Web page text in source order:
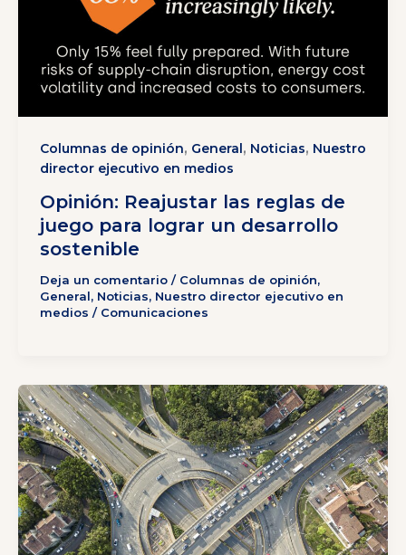
Columnas de opinión, General, Noticias, Nuestro
director ejecutivo en medios
Opinión: Reajustar las reglas de
juego para lograr un desarrollo
sostenible
Deja un comentario / Columnas de opinión,
General, Noticias, Nuestro director ejecutivo en
medios / Comunicaciones